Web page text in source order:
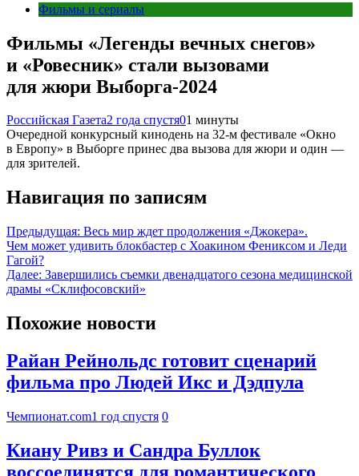
Фильмы и сериалы
Фильмы «Легенды вечных снегов»
и «Ровесник» стали вызовами
для жюри Выборга-2024
Российская Газета2 года спустя01 минуты
Очередной конкурсный кинодень на 32-м фестивале «Окно
в Европу» в Выборге принес два вызова для жюри и один —
для зрителей.
Навигация по записям
Предыдущая: Весь мир ждет продолжения «Джокера».
Чем может удивить блокбастер с Хоакином Фениксом и Леди
Гагой?
Далее: Завершились съемки двенадцатого сезона медицинской
драмы «Склифосовский»
Похожие новости
Райан Рейнольдс готовит сценарий
фильма про Людей Икс и Дэдпула
Чемпионат.com1 год спустя 0
Киану Ривз и Сандра Буллок